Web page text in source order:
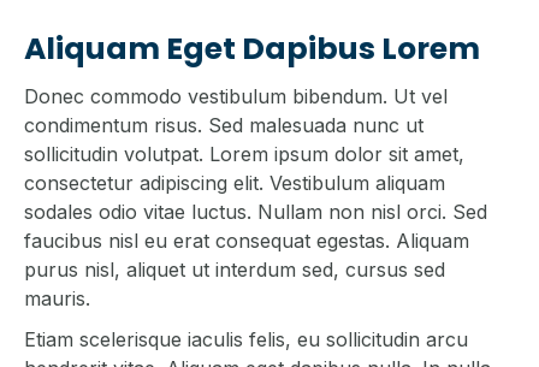
Aliquam Eget Dapibus Lorem
Donec commodo vestibulum bibendum. Ut vel
condimentum risus. Sed malesuada nunc ut
sollicitudin volutpat. Lorem ipsum dolor sit amet,
consectetur adipiscing elit. Vestibulum aliquam
sodales odio vitae luctus. Nullam non nisl orci. Sed
faucibus nisl eu erat consequat egestas. Aliquam
purus nisl, aliquet ut interdum sed, cursus sed
mauris.
Etiam scelerisque iaculis felis, eu sollicitudin arcu